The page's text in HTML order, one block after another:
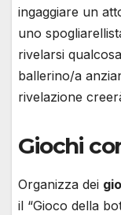
ingaggiare un
uno
rivelarsi
ballerino/a
rivelazione
Giochi
Organizza dei
il “Gioco della